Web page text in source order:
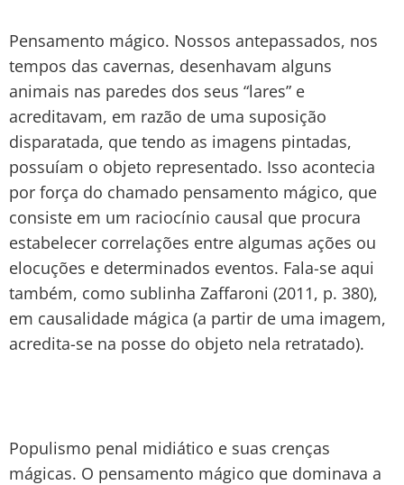
Pensamento mágico. Nossos antepassados, nos
tempos das cavernas, desenhavam alguns
animais nas paredes dos seus “lares” e
acreditavam, em razão de uma suposição
disparatada, que tendo as imagens pintadas,
possuíam o objeto representado. Isso acontecia
por força do chamado pensamento mágico, que
consiste em um raciocínio causal que procura
estabelecer correlações entre algumas ações ou
elocuções e determinados eventos. Fala-se aqui
também, como sublinha Zaffaroni (2011, p. 380),
em causalidade mágica (a partir de uma imagem,
acredita-se na posse do objeto nela retratado).
Populismo penal midiático e suas crenças
mágicas. O pensamento mágico que dominava a